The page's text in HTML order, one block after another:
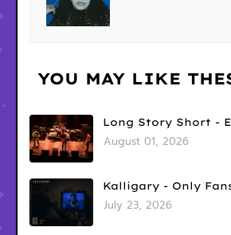
YOU MAY LIKE
Long Story Short -
August 01, 2026
Kalligary - Only
July 23, 2026